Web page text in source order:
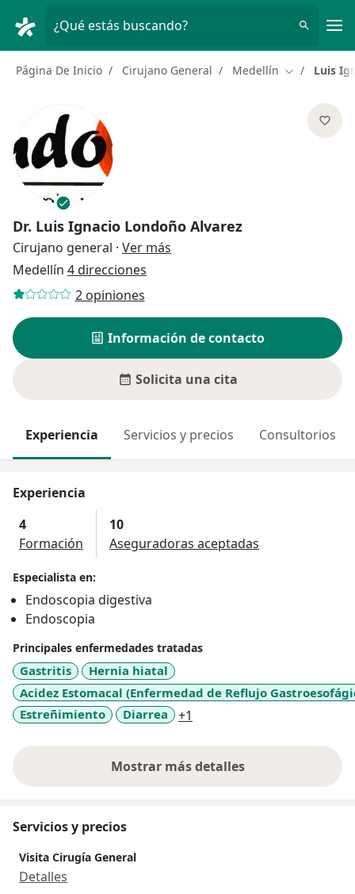
¿Qué estás buscando?
Página De Inicio Cirujano General Medellín Cambiar de
Luis
Dr. Luis Ignacio Londoño Alvarez
Cirujano general · Ver más
Medellín 4 direcciones
2 opiniones
Información de contacto
Solicita una cita
Experiencia Servicios y precios Consultorios
Experiencia
4
Formación
10
Aseguradoras aceptadas
Especialista en:
Endoscopia digestiva
Endoscopia
Principales enfermedades tratadas
Gastritis
Hernia hiatal
Acidez Estomacal (Enfermedad de Reflujo
Estreñimiento
Diarrea +1
Mostrar más detalles
sobre la experiencia
Servicios y precios
Visita Cirugía General
Detalles